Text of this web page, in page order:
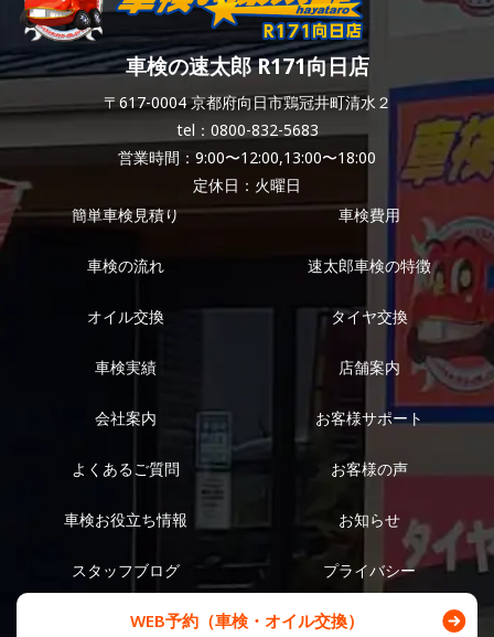
車検の速太郎 R171向日店
〒617-0004 京都府向日市鶏冠井町清水２
tel：0800-832-5683
営業時間：9:00〜12:00,13:00〜18:00
定休日：火曜日
簡単車検見積り
車検費用
車検の流れ 速太郎車検の特徴
オイル交換 タイヤ交換
車検実績 店舗案内
会社案内 お客様サポート
よくあるご質問 お客様の声
車検お役立ち情報 お知らせ
スタッフブログ プライバシー
WEB予約（車検・オイル交換）